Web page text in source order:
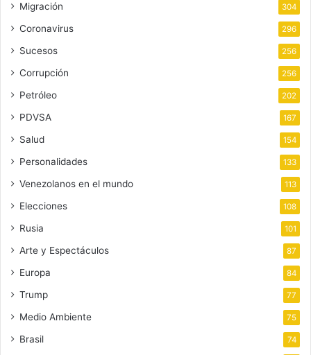
Migración 304
Coronavirus 296
Sucesos 256
Corrupción 256
Petróleo 202
PDVSA 167
Salud 154
Personalidades 133
Venezolanos en el mundo 113
Elecciones 108
Rusia 101
Arte y Espectáculos 87
Europa 84
Trump 77
Medio Ambiente 75
Brasil 74